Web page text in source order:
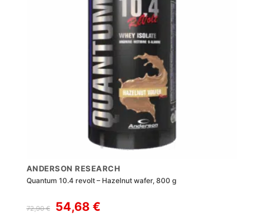
ANDERSON RESEARCH
Quantum 10.4 revolt – Hazelnut wafer, 800 g
72,90€
Il
prezzo
54,68 €Il